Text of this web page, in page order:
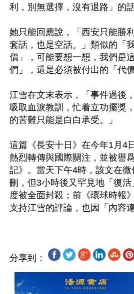
利，別無選擇，沒有退路」的話
她只能回應說，「西安只能勝
套話，也是空話。」類似的「
價」，可能要想一想，我們是
們」，還是必須被付出的「代
江雪在文末表示，「事件過後
吸取血淚教訓，忙着立功擺獎
的苦難只能是白白承受。」
這篇《長安十日》在今年1月4
熱烈轉傳與國際關注，並被譽
記》。當天下午4時，該文在
刪，但3小時後又罕見地「復
度被全面封殺；前《環球時報
分享到：